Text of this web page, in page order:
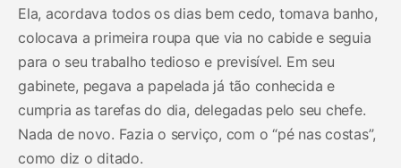
Ela, acordava todos os dias bem cedo, tomava banho,
colocava a primeira roupa que via no cabide e seguia
para o seu trabalho tedioso e previsível. Em seu
gabinete, pegava a papelada já tão conhecida e
cumpria as tarefas do dia, delegadas pelo seu chefe.
Nada de novo. Fazia o serviço, com o “pé nas costas”,
como diz o ditado.